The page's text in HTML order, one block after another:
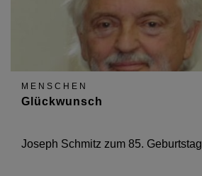
MENSCHEN
Glückwunsch
Joseph Schmitz zum 85. Geburtstag